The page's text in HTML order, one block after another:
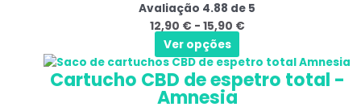
Avaliação 4.88 de 5
12,90 € - 15,90 €
15,90 €
Ver opções
As
opções
podem
ser
selecionadas
na
Cartucho CBD de espetro total -
Amnesia
Gama
de
Este
produto
tem